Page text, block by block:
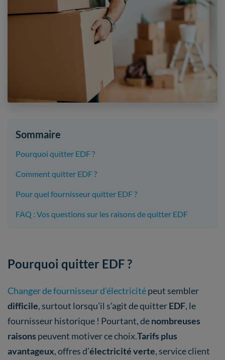
Sommaire
Pourquoi quitter EDF ?
Comment quitter EDF ?
Pour quel fournisseur quitter EDF ?
FAQ : Vos questions sur les raisons de quitter EDF
Pourquoi quitter EDF ?
Changer de fournisseur d’électricitépeut sembler
difficile, surtout lorsqu’il s’agit de quitterEDF, le
fournisseur historique ! Pourtant, denombreuses
raisons peuvent motiver ce choix.Tarifs plus
avantageux, offresd’électricitéverte, service client